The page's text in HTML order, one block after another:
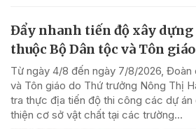
Đẩy nhanh tiến độ xây dựng
thuộc Bộ Dân tộc và Tôn giáo
Từ ngày 4/8 đến ngày 7/8/2026,
và Tôn giáo do Thứ trưởng Nông Thị
tra thực địa tiến độ thi công các dự án
thiện cơ sở vật chất tại các trường...